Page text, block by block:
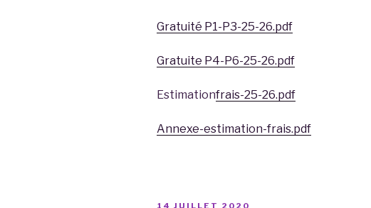
Gratuité P1-P3-25-26.pdf
Gratuite P4-P6-25-26.pdf
Estimationfrais-25-26.pdf
Annexe-estimation-frais.pdf
PUBLIÉ
14 JUILLET 2020